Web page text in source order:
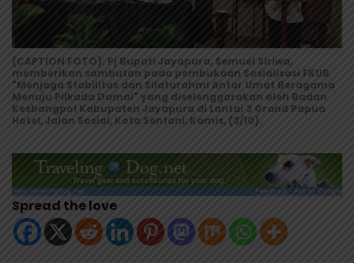
(CAPTION FOTO): Pj Bupati Jayapura, Semuel Siriwa,
memberikan sambutan pada pembukaan Sosialisasi FKUB
"Menjaga Stabilitas dan Silaturahmi Antar Umat Beragama
Menuju Pilkada Damai" yang diselenggarakan oleh Badan
Kesbangpol Kabupaten Jayapura di Lantai 3 Grand Papua
Hotel, Jalan Sosial, Kota Sentani, Kamis, (3/10).
Spread the love